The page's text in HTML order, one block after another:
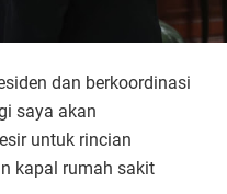
dan berkoordinasi
saya akan
untuk rincian
kapal rumah sakit